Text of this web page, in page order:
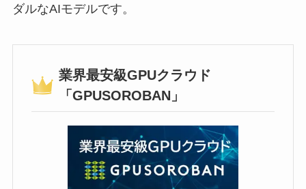
ダルなAIモデルです。
業界最安級GPUクラウド
「GPUSOROBAN」